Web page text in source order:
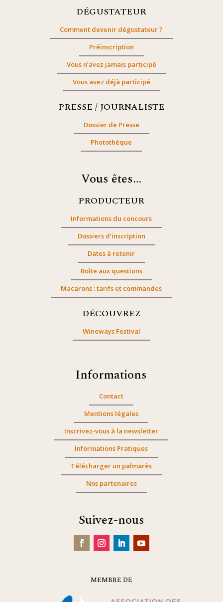
DÉGUSTATEUR
Comment devenir dégustateur ?
Préinscription
Vous n’avez jamais participé
Vous avez déjà participé
PRESSE / JOURNALISTE
Dossier de Presse
Photothèque
Vous êtes…
PRODUCTEUR
Informations du concours
Dossiers d’inscription
Dates à retenir
Boîte aux questions
Macarons : tarifs et commandes
DÉCOUVREZ
Wineways Festival
Informations
Contact
Mentions légales
Inscrivez-vous à la newsletter
Informations Pratiques
Télécharger un palmarès
Nos partenaires
Suivez-nous
MEMBRE DE